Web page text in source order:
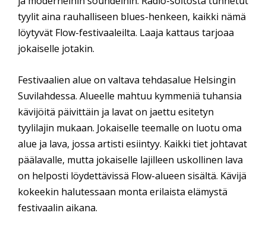
tyylit aina rauhalliseen blues-henkeen, kaikki nämä
löytyvät Flow-festivaaleilta. Laaja kattaus tarjoaa
jokaiselle jotakin.
Festivaalien alue on valtava tehdasalue Helsingin
Suvilahdessa. Alueelle mahtuu kymmeniä tuhansia
kävijöitä päivittäin ja lavat on jaettu esitetyn
tyylilajin mukaan. Jokaiselle teemalle on luotu oma
alue ja lava, jossa artisti esiintyy. Kaikki tiet johtavat
päälavalle, mutta jokaiselle lajilleen uskollinen lava
on helposti löydettävissä Flow-alueen sisältä. Kävijä
kokeekin halutessaan monta erilaista elämystä
festivaalin aikana.